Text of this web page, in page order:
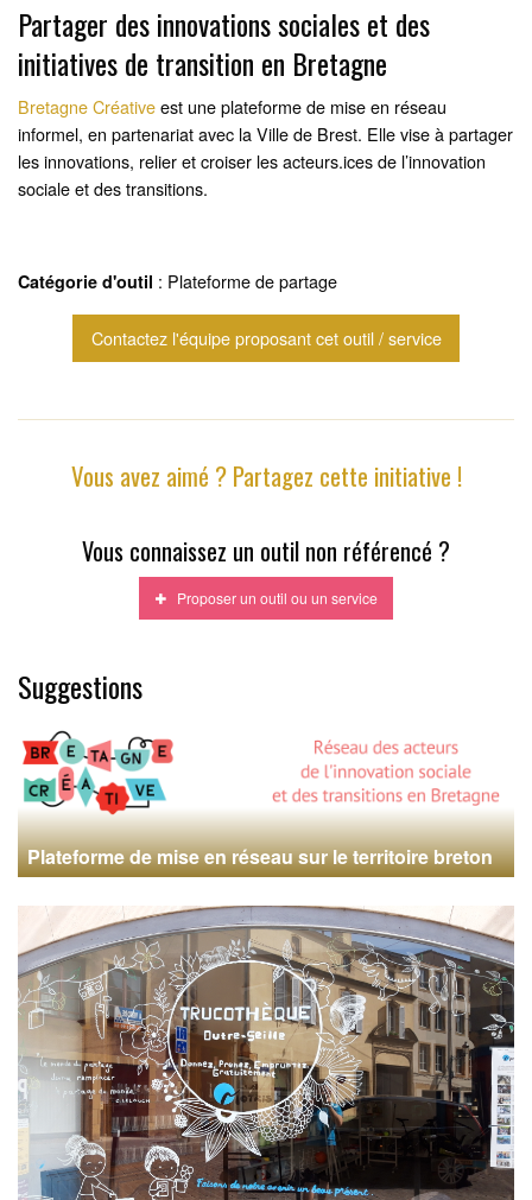
Partager des innovations sociales et des
initiatives de transition en Bretagne
Bretagne Créativeest une plateforme de mise en réseau
informel, en partenariat avec la Ville de Brest. Elle vise à partager
les innovations, relier et croiser les acteurs.ices de l’innovation
sociale et des transitions.
Catégorie d'outil : Plateforme de partage
Contactez l'équipe proposant cet outil / service
Vous avez aimé ? Partagez cette initiative !
Vous connaissez un outil non référencé ?
Proposer un outil ou un service
Suggestions
Plateforme de mise en réseau sur le territoire breton